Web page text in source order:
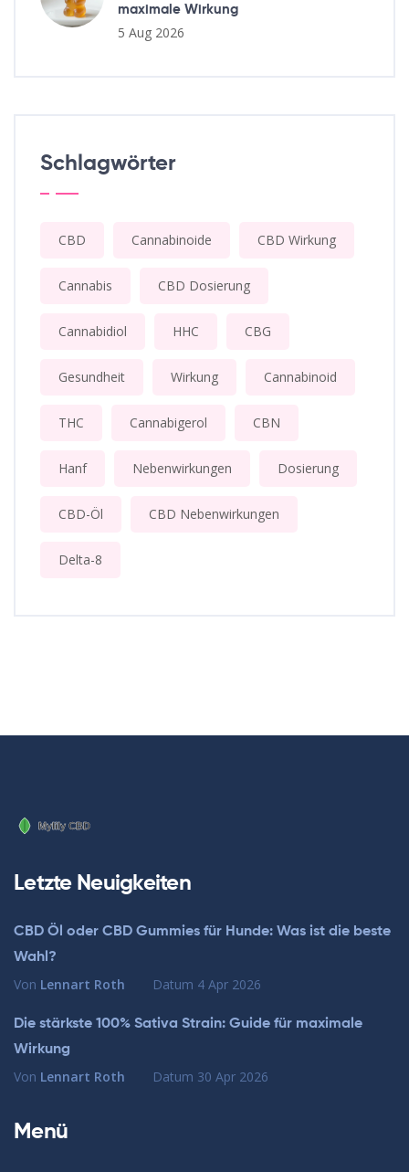
maximale Wirkung
5 Aug 2026
Schlagwörter
CBD Cannabinoide CBD Wirkung
Cannabis CBD Dosierung
Cannabidiol HHC CBG
Gesundheit Wirkung Cannabinoid
THC Cannabigerol CBN
Hanf Nebenwirkungen Dosierung
CBD-Öl CBD Nebenwirkungen
Delta-8
Letzte Neuigkeiten
CBD Öl oder CBD Gummies für Hunde: Was ist die beste
Wahl?
Von Lennart Roth Datum 4 Apr 2026
Die stärkste 100% Sativa Strain: Guide für maximale
Wirkung
Von Lennart Roth Datum 30 Apr 2026
Menü